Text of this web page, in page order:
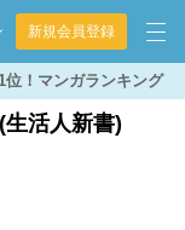
新規会員登録
位！マンガランキング
活人新書)